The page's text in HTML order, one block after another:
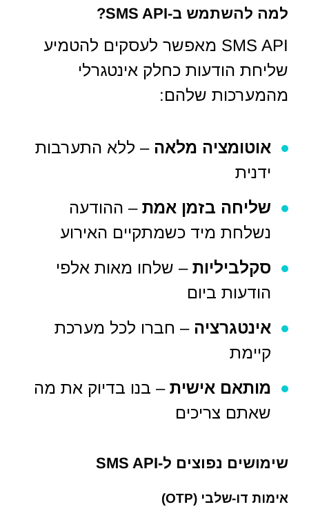
למה להשתמש ב-SMS API?
SMS API מאפשר לעסקים להטמיע
שליחת הודעות כחלק אינטגרלי
מהמערכות שלהם:
אוטומציה מלאה – ללא התערבות
ידנית
שליחה בזמן אמת – ההודעה
נשלחת מיד כשמתקיים האירוע
סקלביליות – שלחו מאות אלפי
הודעות ביום
אינטגרציה – חברו לכל מערכת
קיימת
מותאם אישית – בנו בדיוק את מה
שאתם צריכים
שימושים נפוצים ל-SMS API
אימות דו-שלבי (OTP)